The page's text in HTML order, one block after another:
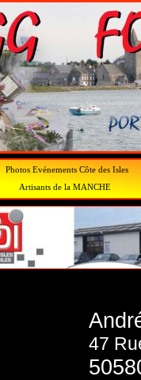
47
Artisants de la MANCHE
Photos Evénements Côte des Isles